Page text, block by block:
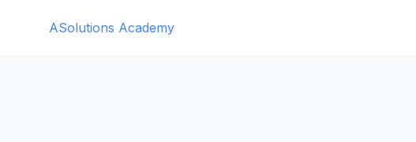
ASolutions Academy